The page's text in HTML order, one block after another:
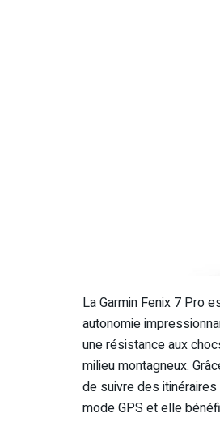
La Garmin Fenix 7 Pro
autonomie
une résistance aux
milieu montagneux.
de suivre des
mode GPS et elle